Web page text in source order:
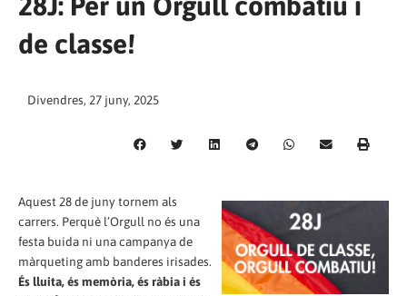
de classe!
Divendres, 27 juny, 2025
Aquest 28 de juny tornem als
carrers. Perquè l’Orgull no és una
festa buida ni una campanya de
màrqueting amb banderes irisades.
És lluita, és memòria, és ràbia i és